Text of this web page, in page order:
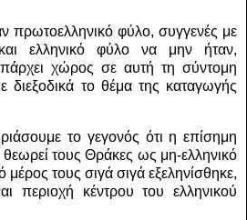
πρωτοελληνικό φύλο, συγγενές με
ελληνικό φύλο να μην ήταν,
χώρος σε αυτή τη σύντομη
διεξοδικά το θέμα της καταγωγής
το γεγονός ότι η επίσημη
θεωρεί τους Θράκες ως μη-ελληνικό
τους σιγά σιγά εξεληνίσθηκε,
περιοχή κέντρου του ελληνικού